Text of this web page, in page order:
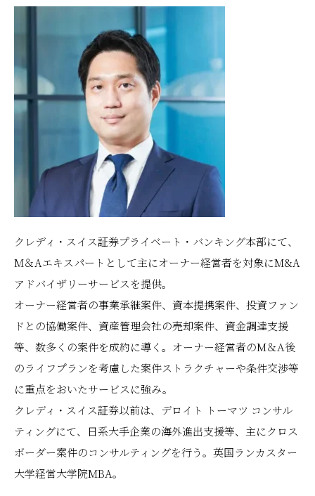
クレディ・スイス証券プライベート・バンキング本部にて、
M＆Aエキスパートとして主にオーナー経営者を対象にM&A
アドバイザリーサービスを提供。
オーナー経営者の事業承継案件、資本提携案件、投資ファン
ドとの協働案件、資産管理会社の売却案件、資金調達支援
等、数多くの案件を成約に導く。オーナー経営者のM＆A後
のライフプランを考慮した案件ストラクチャーや条件交渉等
に重点をおいたサービスに強み。
クレディ・スイス証券以前は、デロイト トーマツ コンサル
ティングにて、日系大手企業の海外進出支援等、主にクロス
ボーダー案件のコンサルティングを行う。英国ランカスター
大学経営大学院MBA。